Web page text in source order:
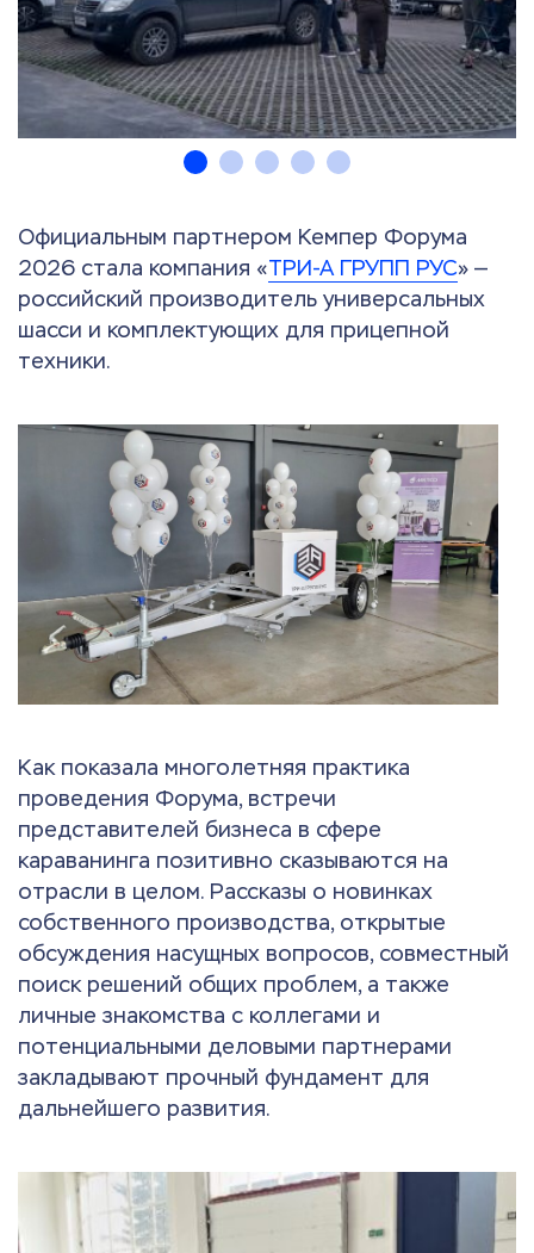
Официальным партнером Кемпер Форума
2026 стала компания «ТРИ-А ГРУПП РУС» —
российский производитель универсальных
шасси и комплектующих для прицепной
техники.
Как показала многолетняя практика
проведения Форума, встречи
представителей бизнеса в сфере
караванинга позитивно сказываются на
отрасли в целом. Рассказы о новинках
собственного производства, открытые
обсуждения насущных вопросов, совместный
поиск решений общих проблем, а также
личные знакомства с коллегами и
потенциальными деловыми партнерами
закладывают прочный фундамент для
дальнейшего развития.